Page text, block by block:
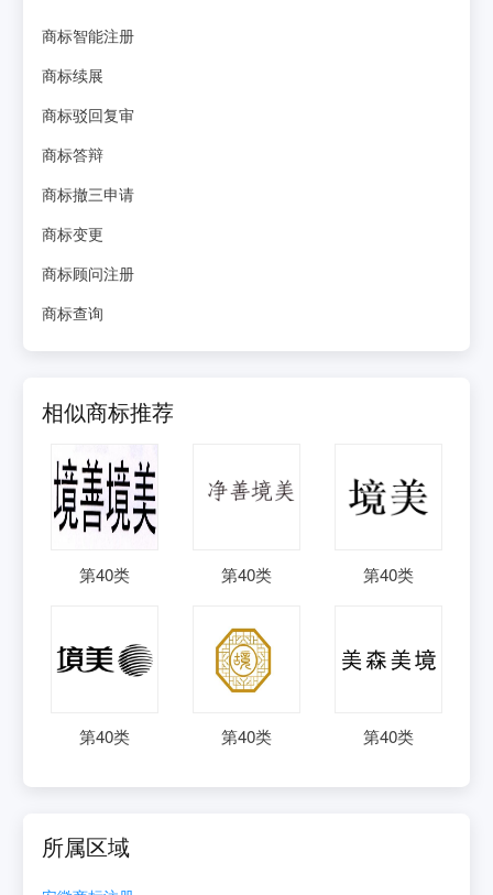
商标智能注册
商标续展
商标驳回复审
商标答辩
商标撤三申请
商标变更
商标顾问注册
商标查询
相似商标推荐
第40类 第40类 第40类
第40类 第40类 第40类
所属区域